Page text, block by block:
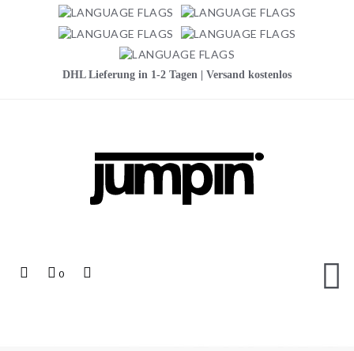
DHL Lieferung in 1-2 Tagen | Versand kostenlos
Mein
0